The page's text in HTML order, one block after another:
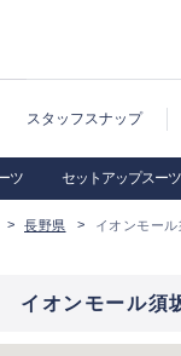
スタッフスナップ
ツ セットアップスーツ
長野県 イオンモー
イオンモール須